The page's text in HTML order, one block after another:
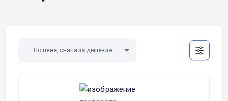
По цене, сначала дешевле